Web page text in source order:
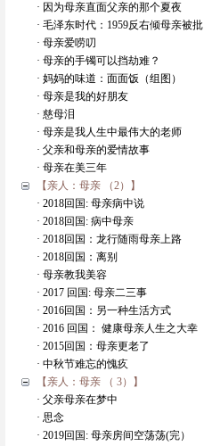
· 因为母亲直面父亲的那个夏夜
· 毛泽东时代：1959反右倾母亲被批
· 母亲爱唠叨
· 母亲的手镯可以挡劫难？
· 妈妈的味道：面面饭（组图）
· 母亲是我的好朋友
· 慈母泪
· 母亲是我人生中最伟大的老师
· 父亲和母亲的爱情故事
· 母亲在美三年
【亲人：母亲 （2）】
· 2018回国: 母亲病中说
· 2018回国: 病中母亲
· 2018回国：龙行随雨母亲上路
· 2018回国：离别
· 母亲教我美容
· 2017 回国: 母亲二三事
· 2016回国：另一种生活方式
· 2016 回国： 健康母亲人生之大幸
· 2015回国：母亲更老了
· 中秋节难忘的愧疚
【亲人：母亲 （ 3）】
· 父亲母亲在梦中
· 思念
· 2019回国: 母亲房间空荡荡(完）